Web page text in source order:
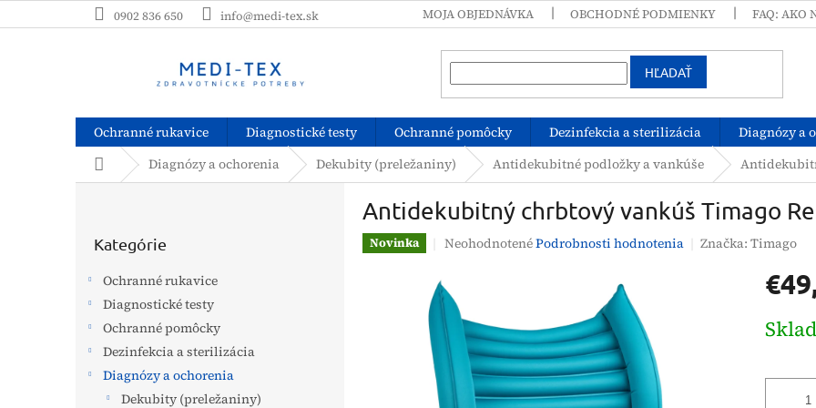
na
0902 836 650 info@medi-tex.sk MOJA OBJEDNÁVKA OBCHODNÉ PODMIENKY FAQ: AKO
HĽADAŤ
Ochranné rukavice Diagnostické testy Ochranné pomôcky Dezinfekcia a sterilizácia Diagnózy a
DomovDiagnózy a ochorenia Dekubity (preležaniny) Antidekubitné podložky a vankúše
kategórie
Kategórie
Ochranné rukavice
Diagnostické testy
Ochranné pomôcky
Dezinfekcia a sterilizácia
Diagnózy a ochorenia
Dekubity (preležaniny)
Antidekubitný chrbtový vankúš Timago
Novinka
Priemerné
je
0,0
z
5
hviezdičiek.
NeohodnotenéPodrobnosti hodnotenia Značka: Timago
cena: